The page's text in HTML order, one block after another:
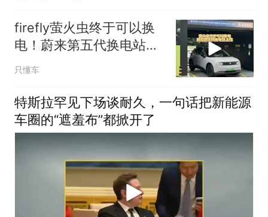
firefly萤火虫终于可以换
电！蔚来第五代换电站上
线
只懂车
特斯拉罕见下场谈耐久，一句话把新能源
车圈的“遮羞布”都掀开了